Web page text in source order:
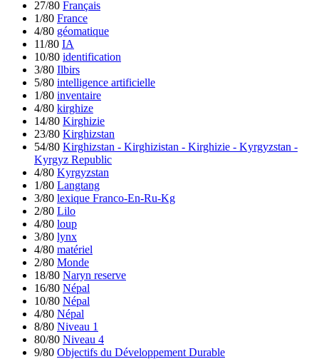
27/80 Français
1/80 France
4/80 géomatique
11/80 IA
10/80 identification
3/80 Ilbirs
5/80 intelligence artificielle
1/80 inventaire
4/80 kirghize
14/80 Kirghizie
23/80 Kirghizstan
54/80 Kirghizstan - Kirghizistan - Kirghizie - Kyrgyzstan -
Kyrgyz Republic
4/80 Kyrgyzstan
1/80 Langtang
3/80 lexique Franco-En-Ru-Kg
2/80 Lilo
4/80 loup
3/80 lynx
4/80 matériel
2/80 Monde
18/80 Naryn reserve
16/80 Népal
10/80 Népal
4/80 Népal
8/80 Niveau 1
80/80 Niveau 4
9/80 Objectifs du Développement Durable